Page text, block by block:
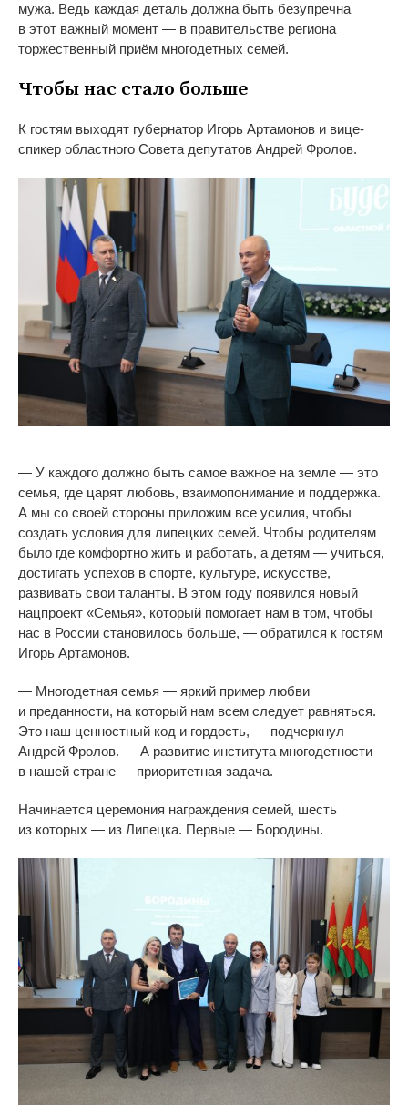
мужа. Ведь каждая деталь должна быть безупречна
в этот важный момент — в правительстве региона
торжественный приём многодетных семей.
Чтобы нас стало больше
К гостям выходят губернатор Игорь Артамонов и вице-
спикер областного Совета депутатов Андрей Фролов.
— У каждого должно быть самое важное на земле — это
семья, где царят любовь, взаимопонимание и поддержка.
А мы со своей стороны приложим все усилия, чтобы
создать условия для липецких семей. Чтобы родителям
было где комфортно жить и работать, а детям — учиться,
достигать успехов в спорте, культуре, искусстве,
развивать свои таланты. В этом году появился новый
нацпроект «Семья», который помогает нам в том, чтобы
нас в России становилось больше, — обратился к гостям
Игорь Артамонов.
— Многодетная семья — яркий пример любви
и преданности, на который нам всем следует равняться.
Это наш ценностный код и гордость, — подчеркнул
Андрей Фролов. — А развитие института многодетности
в нашей стране — приоритетная задача.
Начинается церемония награждения семей, шесть
из которых — из Липецка. Первые — Бородины.